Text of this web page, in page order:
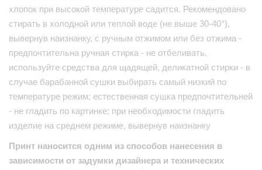
хлопок при высокой температуре садится. Рекомендовано
стирать в холодной или теплой воде (не выше 30-40°),
вывернув наизнанку, с ручным отжимом или без отжима -
предпочтительна ручная стирка - не отбеливать,
используйте средства для щадящей, деликатной стирки - в
случае барабанной сушки выбирать самый низкий по
температуре режим; естественная сушка предпочтительней
- не гладить по картинке; при необходимости гладить
изделие на среднем режиме, вывернув наизнанку
Принт наносится одним из способов нанесения в
зависимости от задумки дизайнера и технических